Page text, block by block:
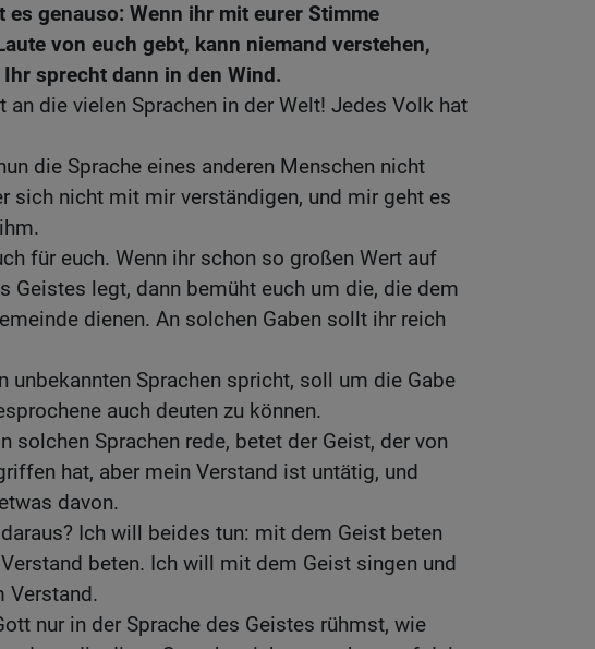
es genauso: Wenn ihr mit eurer Stimme
von euch gebt, kann niemand verstehen,
sprecht dann in den Wind.
an die vielen Sprachen in der Welt! Jedes Volk hat
die Sprache eines anderen Menschen nicht
sich nicht mit mir verständigen, und mir geht es
für euch. Wenn ihr schon so großen Wert auf
Geistes legt, dann bemüht euch um die, die dem
dienen. An solchen Gaben sollt ihr reich
unbekannten Sprachen spricht, soll um die Gabe
auch deuten zu können.
solchen Sprachen rede, betet der Geist, der von
hat, aber mein Verstand ist untätig, und
davon.
Ich will beides tun: mit dem Geist beten
beten. Ich will mit dem Geist singen und
Verstand.
nur in der Sprache des Geistes rühmst, wie